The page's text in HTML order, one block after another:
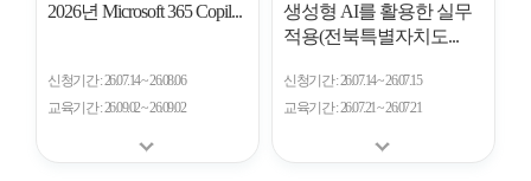
2026년 Microsoft 365 Copil...
신청기간 26.07.14 ~ 26.08.06
교육기간 26.09.02 ~ 26.09.02
생성형 AI를 활용한 실무
적용(전북특별자치도...
신청기간 26.07.14 ~ 26.07.15
교육기간 26.07.21 ~ 26.07.21